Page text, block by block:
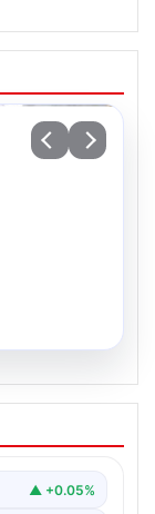
İkiz
Anlar
▲ +0.05%